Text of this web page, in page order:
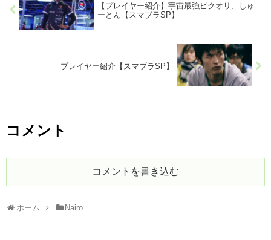
【プレイヤー紹介】宇宙最強ピクオリ、しゅ
ーとん【スマブラSP】
プレイヤー紹介【スマブラSP】
コメント
コメントを書き込む
ホーム Nairo